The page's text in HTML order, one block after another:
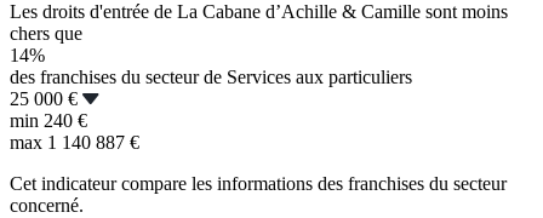
Les droits d'entrée de La Cabane d’Achille & Camille sont moins
chers que
14%
des franchises du secteur de Services aux particuliers
25 000 €
min 240 €
max 1 140 887 €
Cet indicateur compare les informations des franchises du secteur
concerné.